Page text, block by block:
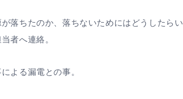
落ちたのか、落ちないためにはどうしたらい
者へ連絡。
よる漏電との事。